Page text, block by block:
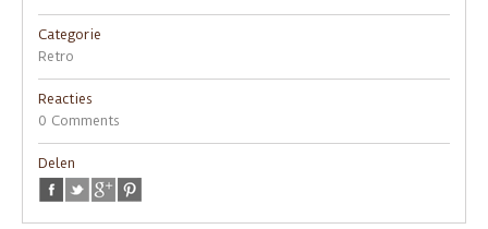
Categorie
Retro
Reacties
0 Comments
Delen